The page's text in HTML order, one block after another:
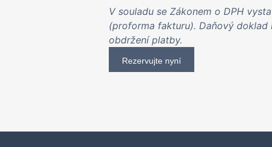
V souladu se Zákonem o DPH
(proforma fakturu). Daňový doklad
obdržení platby.
Rezervujte nyní